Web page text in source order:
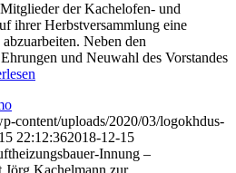
der Kachelofen- und
ihrer Herbstversammlung eine
Neben den
und Neuwahl des Vorstandes
content/uploads/2020/03/logokhdus-
22:12:362018-12-15
Innung –